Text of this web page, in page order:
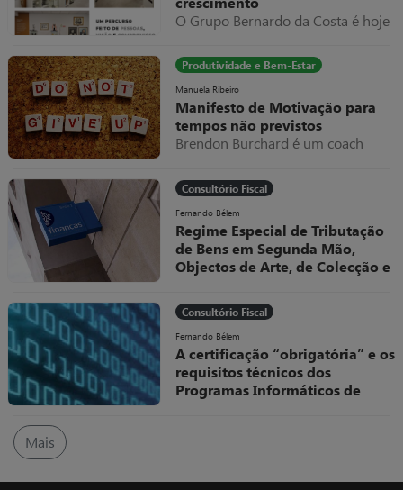
O Grupo Bernardo da Costa é hoje
de evolução empresarial em
Portugal, destacando-se pela sua
capacidade de adaptação,
diversificação e internacionalização
ao longo de mais de seis décadas
de atividade.
Produtividade e Bem-Estar
Manuela Ribeiro
Manifesto de Motivação para
tempos não previstos
Brendon Burchard é um coach
grata por todos os valiosos
conteúdos que partilhou e partilha
livremente.
Consultório Fiscal
Fernando Bélem
Regime Especial de Tributação
de Bens em Segunda Mão,
Objectos de Arte, de Colecção e
O Decreto-Lei, nº 199/96, de 18 de
Outubro, veio regular, no sistema
fiscal português, um dos Regimes
Especiais de Tributação do IVA
Consultório Fiscal
Fernando Bélem
A certificação “obrigatória” e os
requisitos técnicos dos
Programas Informáticos de
fiscais têm vindo a ser definidas
Mais